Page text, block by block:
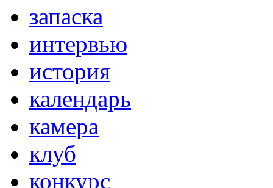
запаска
интервью
история
календарь
камера
клуб
конкурс